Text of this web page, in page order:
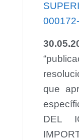
que
DEL